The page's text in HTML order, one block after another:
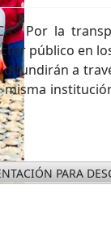
Por la
público en
a
PARA